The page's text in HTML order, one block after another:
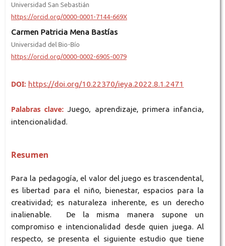
Universidad San Sebastián
https://orcid.org/0000-0001-7144-669X
Carmen Patricia Mena Bastías
Universidad del Bio-Bío
https://orcid.org/0000-0002-6905-0079
DOI: https://doi.org/10.22370/ieya.2022.8.1.2471
Palabras clave:Juego, aprendizaje, primera infancia,
intencionalidad.
Resumen
Para la pedagogía, el valor del juego es trascendental,
es libertad para el niño, bienestar, espacios para la
creatividad; es naturaleza inherente, es un derecho
inalienable. De la misma manera supone un
compromiso e intencionalidad desde quien juega. Al
respecto, se presenta el siguiente estudio que tiene